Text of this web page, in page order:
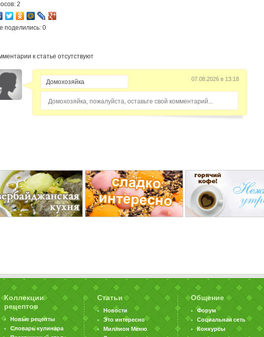
2
поделились: 0
к статье отсутствуют
07.08.2026 в 13:18
Домохозяйка, пожалуйста, оставьте свой комментарий...
Коллекции
рецептов
Новые рецепты
Словарь кулинара
Статьи
Новости
Это интересно
Миллион Меню
Общение
Форум
Социальная сеть
Конкурсы